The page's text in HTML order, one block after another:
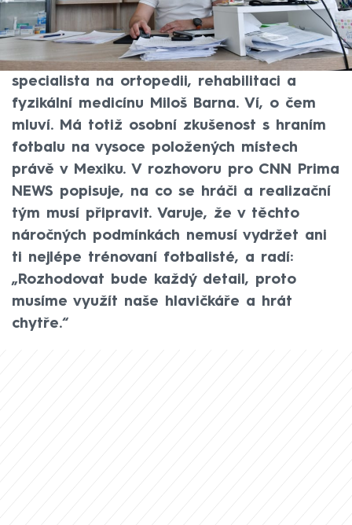
Je to obrovský problém, říká o nadmořské
výšce v Mexiku, ve které budou bojovat
čeští fotbalisté v rámci mistrovství světa,
specialista na ortopedii, rehabilitaci a
fyzikální medicínu Miloš Barna. Ví, o čem
mluví. Má totiž osobní zkušenost s hraním
fotbalu na vysoce položených místech
právě v Mexiku. V rozhovoru pro CNN Prima
NEWS popisuje, na co se hráči a realizační
tým musí připravit. Varuje, že v těchto
náročných podmínkách nemusí vydržet ani
ti nejlépe trénovaní fotbalisté, a radí:
„Rozhodovat bude každý detail, proto
musíme využít naše hlavičkáře a hrát
chytře.“